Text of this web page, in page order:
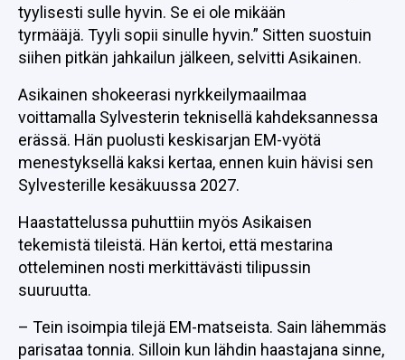
tyylisesti sulle hyvin. Se ei ole mikään
tyrmääjä. Tyyli sopii sinulle hyvin.” Sitten suostuin
siihen pitkän jahkailun jälkeen, selvitti Asikainen.
Asikainen shokeerasi nyrkkeilymaailmaa
voittamalla Sylvesterin teknisellä kahdeksannessa
erässä. Hän puolusti keskisarjan EM-vyötä
menestyksellä kaksi kertaa, ennen kuin hävisi sen
Sylvesterille kesäkuussa 2027.
Haastattelussa puhuttiin myös Asikaisen
tekemistä tileistä. Hän kertoi, että mestarina
otteleminen nosti merkittävästi tilipussin
suuruutta.
– Tein isoimpia tilejä EM-matseista. Sain lähemmäs
parisataa tonnia. Silloin kun lähdin haastajana sinne,